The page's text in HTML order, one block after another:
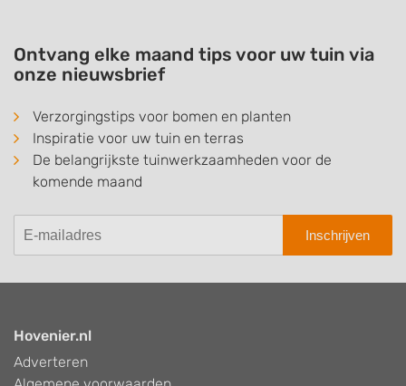
Ontvang elke maand tips voor uw tuin via
onze nieuwsbrief
Verzorgingstips voor bomen en planten
Inspiratie voor uw tuin en terras
De belangrijkste tuinwerkzaamheden voor de
komende maand
Inschrijven
Hovenier.nl
Adverteren